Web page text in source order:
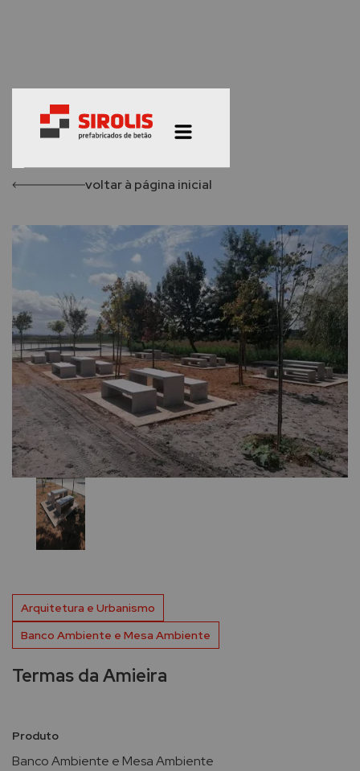
voltar à página inicial
Arquitetura e Urbanismo
Banco Ambiente e Mesa Ambiente
Termas da Amieira
Produto
Banco Ambiente e Mesa Ambiente